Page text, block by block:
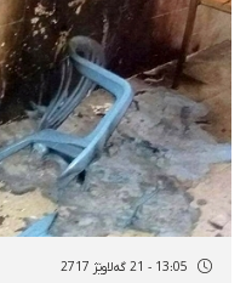
13:05 - 21 گەلاوێژ 2717